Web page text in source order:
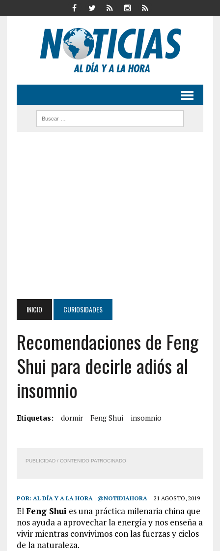
INICIO CURIOSIDADES
Recomendaciones de Feng
Shui para decirle adiós al
insomnio
Etiquetas: dormir Feng Shui insomnio
PUBLICIDAD / CONTENIDO PATROCINADO
POR: AL DÍA Y A LA HORA | @NOTIDIAHORA 21 AGOSTO, 2019
ElFeng Shui es una práctica milenaria china que
nos ayuda a aprovechar la energía y nos enseña a
vivir mientras convivimos con las fuerzas y ciclos
de la naturaleza.